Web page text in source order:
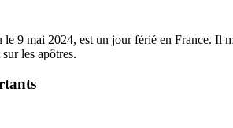
9 mai 2024, est un jour férié en France. Il
les apôtres.